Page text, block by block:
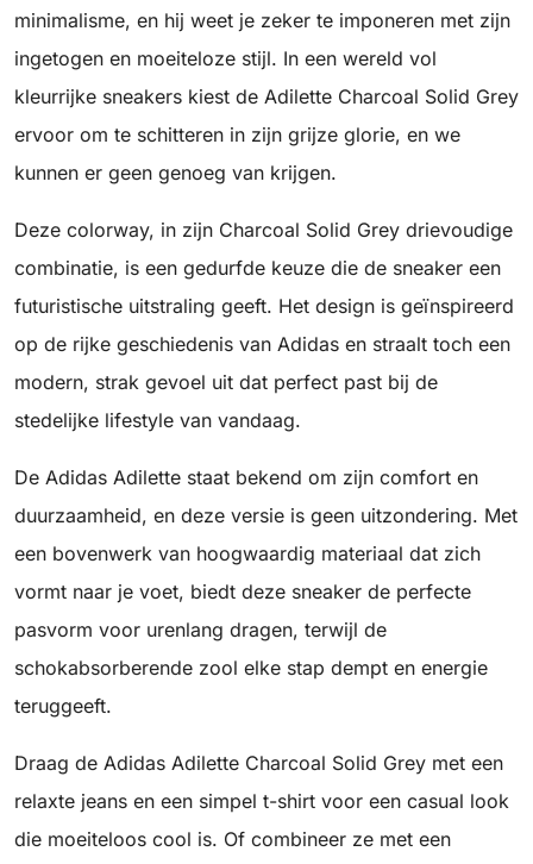
minimalisme, en hij weet je zeker te imponeren met zijn
ingetogen en moeiteloze stijl. In een wereld vol
kleurrijke sneakers kiest de Adilette Charcoal Solid Grey
ervoor om te schitteren in zijn grijze glorie, en we
kunnen er geen genoeg van krijgen.
Deze colorway, in zijn Charcoal Solid Grey drievoudige
combinatie, is een gedurfde keuze die de sneaker een
futuristische uitstraling geeft. Het design is geïnspireerd
op de rijke geschiedenis van Adidas en straalt toch een
modern, strak gevoel uit dat perfect past bij de
stedelijke lifestyle van vandaag.
De Adidas Adilette staat bekend om zijn comfort en
duurzaamheid, en deze versie is geen uitzondering. Met
een bovenwerk van hoogwaardig materiaal dat zich
vormt naar je voet, biedt deze sneaker de perfecte
pasvorm voor urenlang dragen, terwijl de
schokabsorberende zool elke stap dempt en energie
teruggeeft.
Draag de Adidas Adilette Charcoal Solid Grey met een
relaxte jeans en een simpel t-shirt voor een casual look
die moeiteloos cool is. Of combineer ze met een